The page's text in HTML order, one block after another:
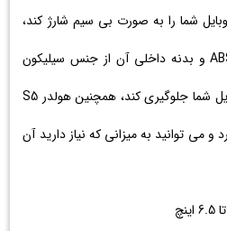
شما را به صورت بی سیم شارژ کند،
بدنه خارجی آن از پلاستیک ABS و بدنه داخلی آن از جنس سیلیکون
است تا از آسیب به گوشی موبایل شما جلوگیری کند، همچنین هولدر S5
درجه را دارد و می توانید به میزانی که نیاز دارید آن